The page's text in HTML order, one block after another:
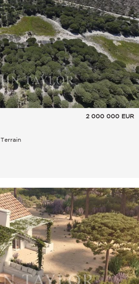
2 000 000 EUR
Terrain